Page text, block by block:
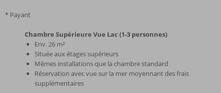
* Payant
Chambre Supérieure Vue Lac (1-3 personnes)
Env. 26 m²
Située aux étages supérieurs
Mêmes installations que la chambre standard
Réservation avec vue sur la mer moyennant des frais
supplémentaires